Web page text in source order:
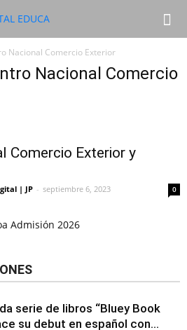
Nacional Comercio Exterior
Nacional Comercio
Comercio Exterior y
| JP - septiembre 6, 2023 0
serie de libros “Bluey Book
su debut en español con...